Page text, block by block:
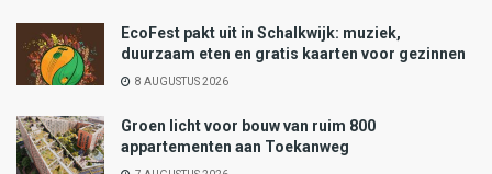
EcoFest pakt uit in Schalkwijk: muziek,
duurzaam eten en gratis kaarten voor gezinnen
8 AUGUSTUS 2026
Groen licht voor bouw van ruim 800
appartementen aan Toekanweg